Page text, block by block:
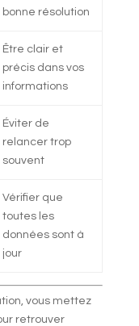
bonne résolution
Être clair et
précis dans vos
informations
Éviter de
relancer trop
souvent
Vérifier que
toutes les
données sont à
jour
vous mettez
retrouver